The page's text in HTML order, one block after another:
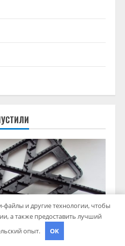
файлы и другие технологии, чтобы
а также предоставить лучший
опыт.
OK